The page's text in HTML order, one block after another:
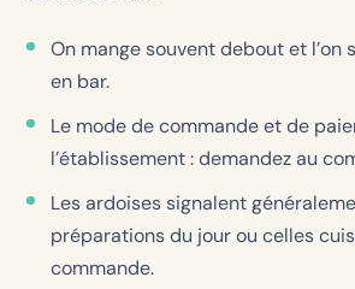
On mange souvent debout et l’on
en bar.
Le mode de commande et de
l’établissement : demandez au
Les ardoises signalent
préparations du jour ou celles
commande.